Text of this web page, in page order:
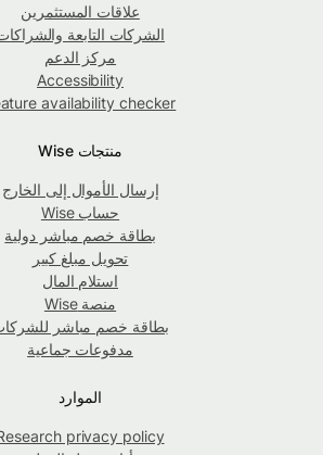
علاقات المستثمرين
الشركات التابعة والشراكات
مركز الدعم
Accessibility
Feature availability checker
منتجات Wise
إرسال الأموال إلى الخارج
حساب Wise
بطاقة خصم مباشر دولية
تحويل مبلغ كبير
استلام المال
منصة Wise
بطاقة خصم مباشر للشركات
مدفوعات جماعية
الموارد
Research privacy policy